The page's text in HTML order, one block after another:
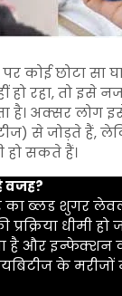
कोई छोटा सा
रहा, तो इसे
है। अक्सर लोग
से जोड़ते हैं,
हो सकते हैं।
वजह?
का ब्लड शुगर लेवल
धीमी हो
है और इन्फेक्शन
के मरीजों